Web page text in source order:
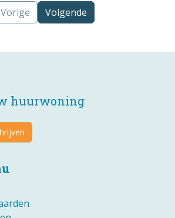
Vorige Volgende
huurwoning